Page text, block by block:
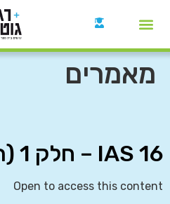
מאמרים
IAS 16 – חלק 1 (הכרת התקן)
Open to access this content